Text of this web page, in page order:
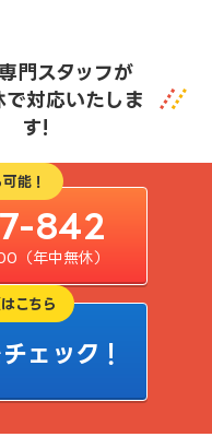
門スタッフが
で対応いたしま
す!
能！
842
（年中無休）
こちら
ェック！